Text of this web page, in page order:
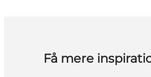
Få mere